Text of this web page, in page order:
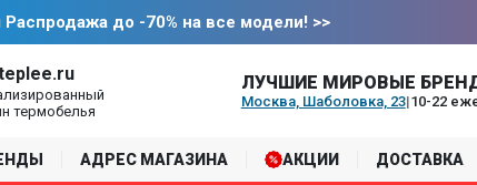
Распродажа до -70% на все модели! >>
термобелья
ЛУЧШИЕ МИРОВЫЕ
Москва, Шаболовка, 23|10-22
АДРЕС МАГАЗИНА АКЦИИ ДОСТАВКА